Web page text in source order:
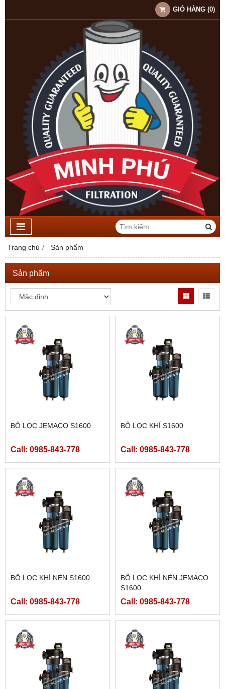
GIỎ HÀNG (0)
Trang chủ Sản phẩm
Sản phẩm
BỘ LỌC JEMACO S1600
Call: 0985-843-778
BỘ LỌC KHÍ S1600
Call: 0985-843-778
BỘ LỌC KHÍ NÉN S1600
Call: 0985-843-778
BỘ LỌC KHÍ NÉN JEMACO
S1600
Call: 0985-843-778